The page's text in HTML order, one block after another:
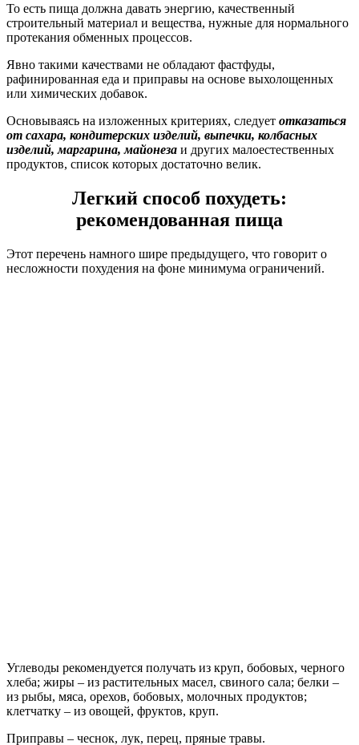
То есть пища должна давать энергию, качественный
строительный материал и вещества, нужные для нормального
протекания обменных процессов.
Явно такими качествами не обладают фастфуды,
рафинированная еда и приправы на основе выхолощенных
или химических добавок.
Основываясь на изложенных критериях, следует отказаться
от сахара, кондитерских изделий, выпечки, колбасных
изделий, маргарина, майонеза и других малоестественных
продуктов, список которых достаточно велик.
Легкий способ похудеть:
рекомендованная пища
Этот перечень намного шире предыдущего, что говорит о
несложности похудения на фоне минимума ограничений.
Углеводы рекомендуется получать из круп, бобовых, черного
хлеба; жиры – из растительных масел, свиного сала; белки –
из рыбы, мяса, орехов, бобовых, молочных продуктов;
клетчатку – из овощей, фруктов, круп.
Приправы – чеснок, лук, перец, пряные травы.